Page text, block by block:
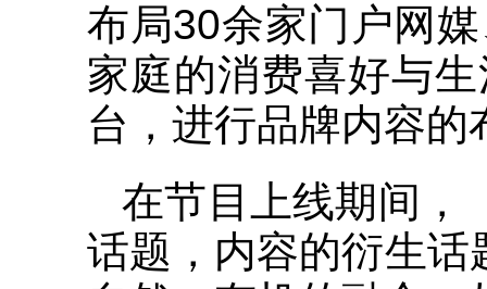
布局30余家门户网
家庭的消费喜好与
台，进行品牌内容的
在节目上线期间，
话题，内容的衍生